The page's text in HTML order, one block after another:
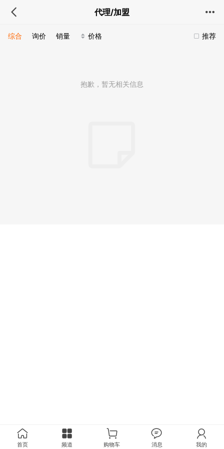
代理/加盟
推荐
综合 询价 销量 价格
抱歉，暂无相关信息
首页 频道 购物车 消息 我的